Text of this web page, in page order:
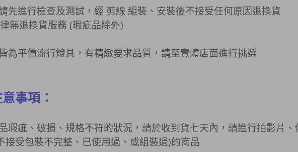
先進行檢查及測試，經 剪線 組裝、安裝後不接受任何原因退換貨
無退換貨服務 (瑕疵品除外)
為平價流行燈具，有精緻要求品質，請至實體店面進行挑選
事項：
瑕疵、破損、規格不符的狀況，請於收到貨七天內， 請進行拍影片
接受包裝不完整、已使用過、或組裝過)的商品